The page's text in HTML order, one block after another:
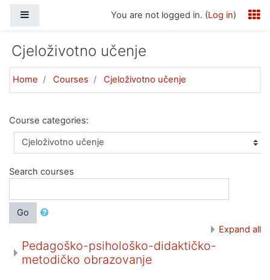
You are not logged in. (Log in)
Cjeloživotno učenje
Home Courses Cjeloživotno učenje
Course categories:
Search courses
Go
Expand all
Pedagoško-psihološko-didaktičko-
metodičko obrazovanje